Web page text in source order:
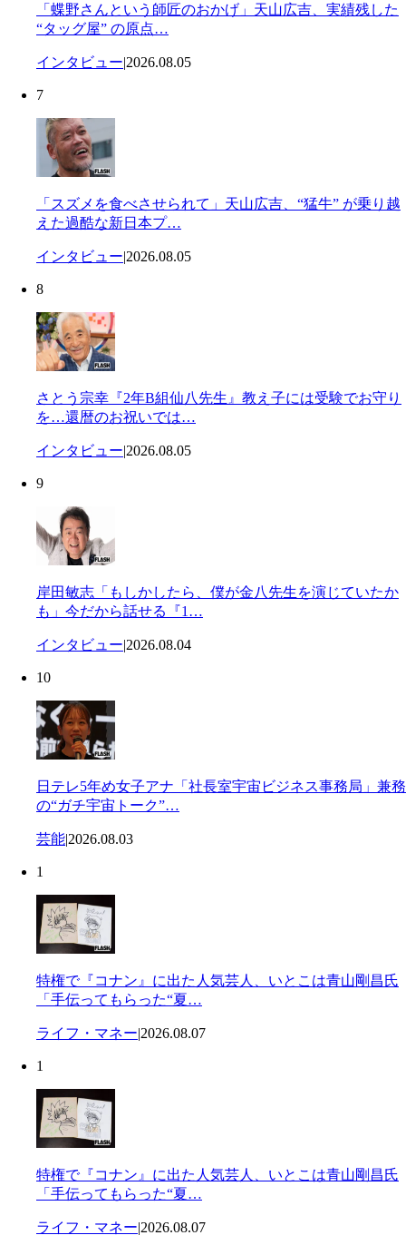
「蝶野さんという師匠のおかげ」天山広吉、実績残した
“タッグ屋” の原点…
インタビュー|2026.08.05
7
「スズメを食べさせられて」天山広吉、“猛牛” が乗り越
えた過酷な新日本プ…
インタビュー|2026.08.05
8
さとう宗幸『2年B組仙八先生』教え子には受験でお守り
を…還暦のお祝いでは…
インタビュー|2026.08.05
9
岸田敏志「もしかしたら、僕が金八先生を演じていたか
も」今だから話せる『1…
インタビュー|2026.08.04
10
日テレ5年め女子アナ「社長室宇宙ビジネス事務局」兼務
の“ガチ宇宙トーク”…
芸能|2026.08.03
1
特権で『コナン』に出た人気芸人、いとこは青山剛昌氏
「手伝ってもらった“夏…
ライフ・マネー|2026.08.07
1
特権で『コナン』に出た人気芸人、いとこは青山剛昌氏
「手伝ってもらった“夏…
ライフ・マネー|2026.08.07